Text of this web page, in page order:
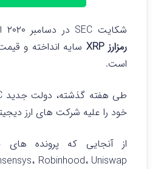
شکایت SEC در دسامبر ۲۰۲۰ از Ripple سال‌ها بر
رمزارز XRP
سایه انداخته و
است.
خود را علیه شرکت‌ های ارز